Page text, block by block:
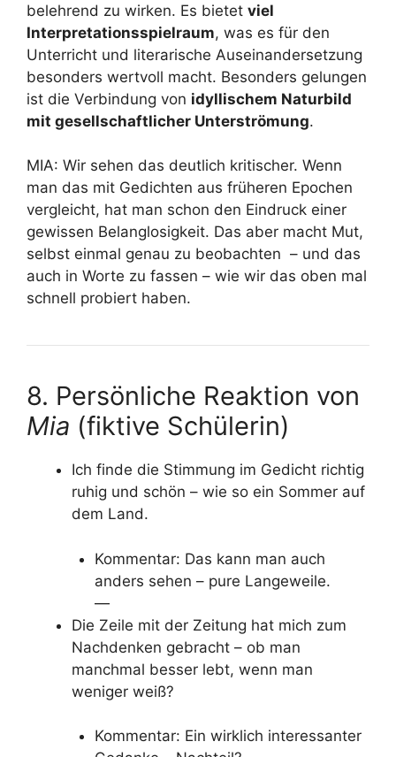
belehrend zu wirken. Es bietet viel
Interpretationsspielraum, was es für den
Unterricht und literarische Auseinandersetzung
besonders wertvoll macht. Besonders gelungen
ist die Verbindung von idyllischem Naturbild
mit gesellschaftlicher Unterströmung.
MIA: Wir sehen das deutlich kritischer. Wenn
man das mit Gedichten aus früheren Epochen
vergleicht, hat man schon den Eindruck einer
gewissen Belanglosigkeit. Das aber macht Mut,
selbst einmal genau zu beobachten – und das
auch in Worte zu fassen – wie wir das oben mal
schnell probiert haben.
8. Persönliche Reaktion von
Mia (fiktive Schülerin)
Ich finde die Stimmung im Gedicht richtig
ruhig und schön – wie so ein Sommer auf
dem Land.
Kommentar: Das kann man auch
anders sehen – pure Langeweile.
—
Die Zeile mit der Zeitung hat mich zum
Nachdenken gebracht – ob man
manchmal besser lebt, wenn man
weniger weiß?
Kommentar: Ein wirklich interessanter